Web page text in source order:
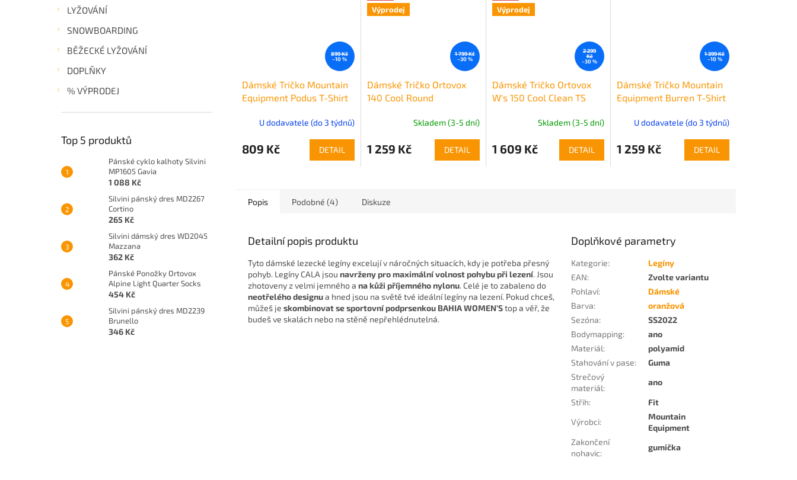
LYŽOVÁNÍ
SNOWBOARDING
BĚŽECKÉ LYŽOVÁNÍ
DOPLŇKY
% VÝPRODEJ
Top 5 produktů
Pánské cyklo kalhoty Silvini
MP1605 Gavia
1 088 Kč
Silvini pánský dres MD2267
Cortino
265 Kč
Silvini dámský dres WD2045
Mazzana
362 Kč
Pánské Ponožky Ortovox
Alpine Light Quarter Socks
454 Kč
Silvini pánský dres MD2239
Brunello
346 Kč
899 Kč
–10 %
Dámské Tričko Mountain
Equipment Podus T-Shirt
U dodavatele (do 3 týdnů)
809 Kč DETAIL
Výprodej
1 799 Kč
–30 %
Dámské Tričko Ortovox
140 Cool Round
Skladem (3-5 dní)
1 259 Kč DETAIL
Výprodej
2 299
Kč
–30 %
Dámské Tričko Ortovox
W's 150 Cool Clean TS
Skladem (3-5 dní)
1 609 Kč DETAIL
1 399 Kč
–10 %
Dámské Tričko Mountain
Equipment Burren T-Shirt
U dodavatele (do 3 týdnů)
1 259 Kč DETAIL
Popis Podobné (4) Diskuze
Detailní popis produktu
Tyto dámské lezecké legíny excelují v náročných situacích, kdy je potřeba přesný
pohyb. Legíny CALA jsou navrženy pro maximální volnost pohybu při lezení. Jsou
zhotoveny z velmi jemného a na kůži příjemného nylonu. Celé je to zabaleno do
neotřelého designua hned jsou na světě tvé ideální legíny na lezení. Pokud chceš,
můžeš je skombinovat se sportovní podprsenkou BAHIA WOMEN’Stop a věř, že
budeš ve skalách nebo na stěně nepřehlédnutelná.
Doplňkové parametry
Kategorie:
Legíny
EAN:
Zvolte variantu
Pohlaví:
Dámské
Barva:
oranžová
Sezóna:
SS2022
Bodymapping:
ano
Materiál:
polyamid
Stahování v pase:
Guma
Strečový
materiál:
ano
Střih:
Fit
Výrobci:
Mountain
Equipment
Zakončení
nohavic:
gumička